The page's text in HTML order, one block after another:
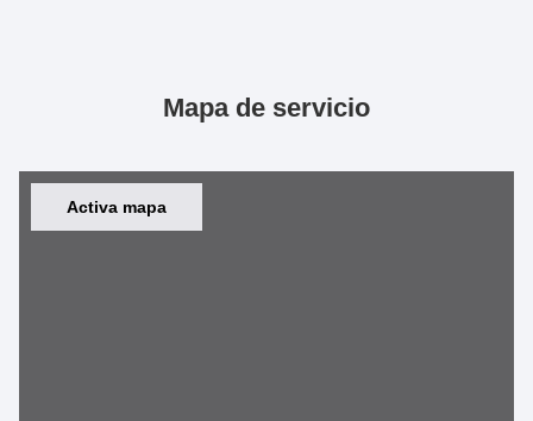
Mapa de servicio
Activa mapa